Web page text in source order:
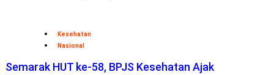
Kesehatan
Nasional
Semarak HUT ke-58, BPJS Kesehatan Ajak